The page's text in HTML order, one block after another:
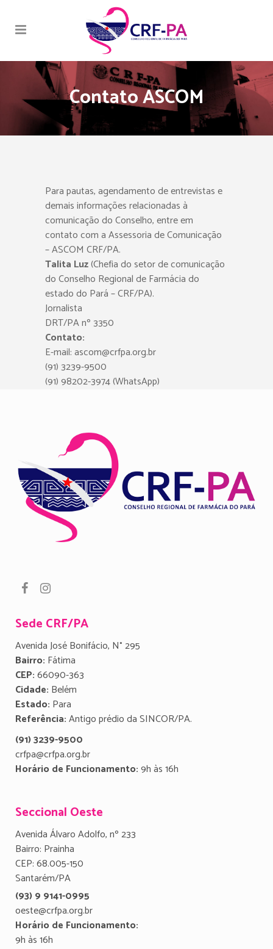
Contato ASCOM
Para pautas, agendamento de entrevistas e
demais informações relacionadas à
comunicação do Conselho, entre em
contato com a Assessoria de Comunicação
– ASCOM CRF/PA.
Talita Luz(Chefia do setor de comunicação
do Conselho Regional de Farmácia do
estado do Pará – CRF/PA).
Jornalista
DRT/PA nº 3350
Contato:
E-mail: ascom@crfpa.org.br
(91) 3239-9500
(91) 98202-3974 (WhatsApp)
Sede CRF/PA
Avenida José Bonifácio, N° 295
Bairro: Fátima
CEP:66090-363
Cidade: Belém
Estado: Para
Referência:Antigo prédio da SINCOR/PA.
(91) 3239-9500
crfpa@crfpa.org.br
Horário de Funcionamento:9h às 16h
Seccional Oeste
Avenida Álvaro Adolfo, nº 233
Bairro: Prainha
CEP: 68.005-150
Santarém/PA
(93) 9 9141-0995
oeste@crfpa.org.br
Horário de Funcionamento:
9h às 16h